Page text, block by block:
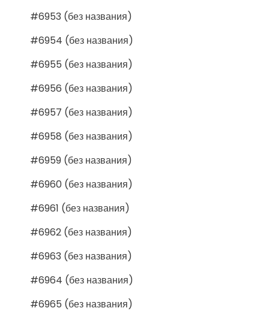
#6953 (без названия)
#6954 (без названия)
#6955 (без названия)
#6956 (без названия)
#6957 (без названия)
#6958 (без названия)
#6959 (без названия)
#6960 (без названия)
#6961 (без названия)
#6962 (без названия)
#6963 (без названия)
#6964 (без названия)
#6965 (без названия)